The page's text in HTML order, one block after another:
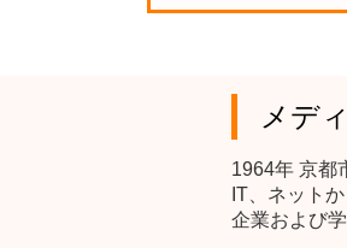
メデ
1964年 京都
IT、ネット
企業および